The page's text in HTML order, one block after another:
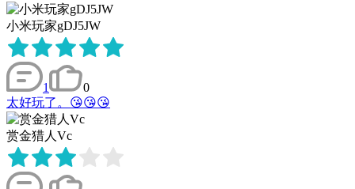
小米玩家gDJ5JW
1
0
太好玩了。😘😘😘
赏金猎人Vc